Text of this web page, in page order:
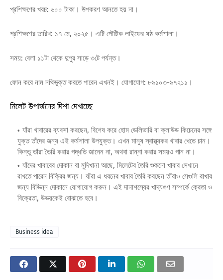
প্রশিক্ষণের খরচ: ৬০০ টাকা। উপকরণ আনতে হয় না।
প্রশিক্ষণের তারিখ: ১৭ মে, ২০২৫। এটি পৌষ্টিক লাইফের ষষ্ঠ কর্মশালা।
সময়: বেলা ১১টা থেকে দুপুর সাড়ে ৩টে পর্যন্ত।
ফোন করে নাম নথিভুক্ত করতে পারেন এখনই। যোগাযোগ: ৮৯১০৩-৯৭২১১।
মিলেট উপার্জনের দিশা দেখাচ্ছে
যাঁরা খাবারের ব্যবসা করছেন, বিশেষ করে হোম ডেলিভারি বা ক্লাউড কিচেনের সঙ্গে
যুক্ত তাঁদের জন্য এই কর্মশালা উপযুক্ত। এখন মানুষ স্বাস্থ্যকর খাবার খেতে চান।
কিন্তু তাঁরা তৈরি করার পদ্ধতি জানেন না, অথবা রান্না করার সময়ও পান না।
যাঁদের খাবারের দোকান বা মুদিখানা আছে, মিলেটের তৈরি শুকনো খাবার সেখানে
রাখতে পারেন বিক্রির জন্য। যাঁরা এ ধরনের খাবার তৈরি করছেন তাঁরাও সেগুলি রাখার
জন্য বিভিন্ন দোকানে যোগাযোগ করুন। এই দানাশস্যের খাদ্যগুণ সম্পর্কে ক্রেতা ও
বিক্রেতা, উভয়কেই বোঝাতে হবে।
Business idea